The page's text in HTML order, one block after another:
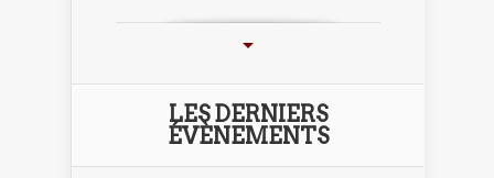
LES DERNIERS
ÉVÈNEMENTS